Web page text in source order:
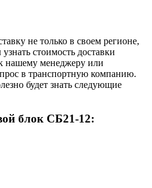
не только в своем регионе,
стоимость доставки
нашему менеджеру или
в транспортную компанию.
будет знать следующие
блок СБ21-12: